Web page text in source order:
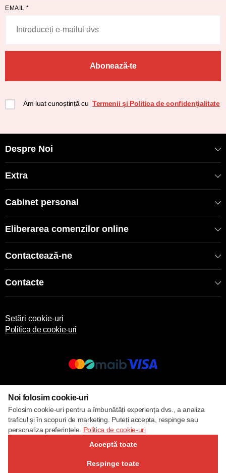
EMAIL *
Abonează-te
Am luat cunoștință cu Termenii și Politica de confidențialitate
Despre Noi
Extra
Cabinet personal
Eliberarea comenzilor online
Contactează-ne
Contacte
Setări cookie-uri
Politica de cookie-uri
Noi folosim cookie-uri
Folosim cookie-uri pentru a îmbunătăți experiența dvs., a analiza
traficul și în scopuri de marketing. Puteți accepta, respinge sau
personaliza preferințele. Politica de cookie-uri
Acceptă toate
Respinge toate